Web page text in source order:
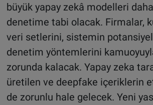
büyük yapay zekâ modelleri daha
denetime tabi olacak. Firmalar,
veri setlerini, sistemin
denetim yöntemlerini
zorunda kalacak. Yapay zeka
üretilen ve deepfake içeriklerin
de zorunlu hale gelecek. Yeni